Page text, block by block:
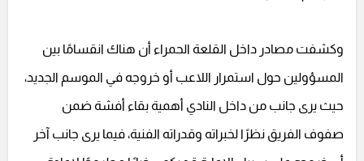
وكشفت مصادر داخل القلعة الحمراء أن هناك انقسامًا بين
المسؤولين حول استمرار اللاعب أو خروجه في الموسم الجديد،
حيث يرى جانب من داخل النادي أهمية بقاء أفشة ضمن
صفوف الفريق نظرًا لخبراته وقدراته الفنية، فيما يرى جانب آخر